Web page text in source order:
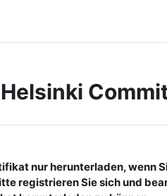
nur herunterladen, wenn
registrieren Sie sich und